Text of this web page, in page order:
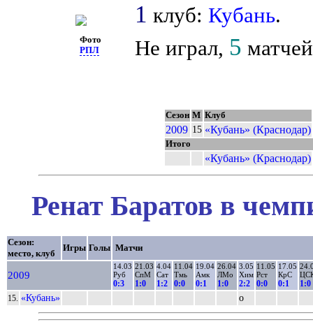
Фото
РПЛ
1 клуб: Кубань.
Не играл, 5
Сезон М Клуб
2009 15 «Кубань» (Краснодар)
Итого
«Кубань» (Краснодар)
Ренат Баратов в
Сезон:
место, клуб
Игры Голы Матчи
2009
14.03
Руб
0:3
21.03
СпМ
1:0
4.04
Сат
1:2
11.04
Тмь
0:0
19.04
Амк
0:1
26.04
ЛМо
1:0
3.05
Хим
2:2
11.05
Рст
0:0
17.05
КрС
0:1 1:0
15. «Кубань» о